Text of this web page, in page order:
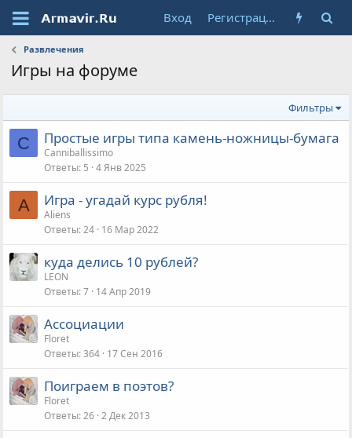
Вход Регистрация
Развлечения
Игры на форуме
Фильтры
C Простые игры типа камень-ножницы-бумага
Canniballissimo
Ответы 5 4 Янв 2025
A Игра - угадай курс рубля!
Aliens
Ответы 24 16 Мар 2022
куда делись 10 рублей?
LEON
Ответы 7 14 Апр 2019
Ассоциации
Floret
Ответы 364 17 Сен 2016
Поиграем в поэтов?
Floret
Ответы 26 2 Дек 2013